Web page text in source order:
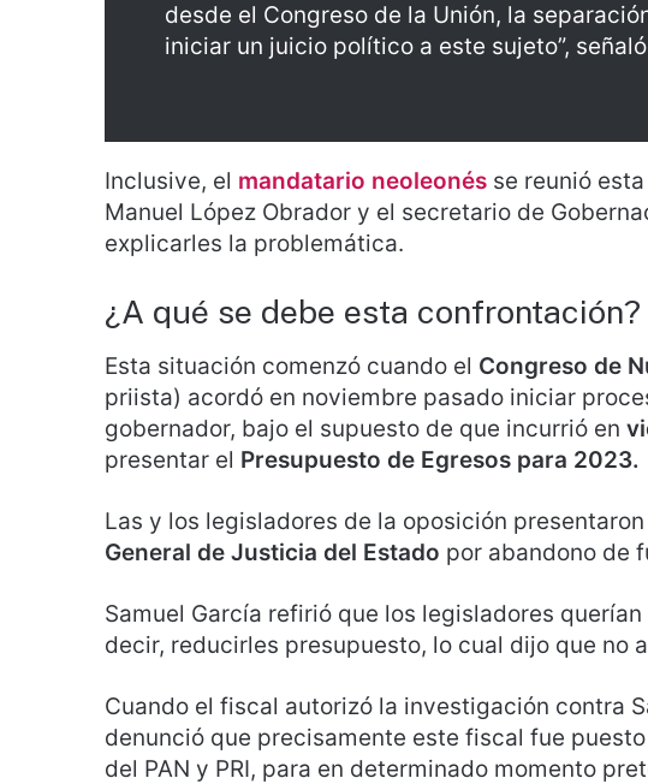
desde el Congreso de la Unión, la
iniciar un juicio político a este sujeto”,
Inclusive, el mandatario neoleonés se reunió
Manuel López Obrador y el secretario de
explicarles la problemática.
¿A qué se debe esta confrontación?
Esta situación comenzó cuando el Congreso de
priista) acordó en noviembre pasado iniciar
gobernador, bajo el supuesto de que incurrió en
presentar el Presupuesto de Egresos para 2023.
Las y los legisladores de la oposición
General de Justicia del Estado por abandono de
Samuel García refirió que los legisladores querían
decir, reducirles presupuesto, lo cual dijo que no
Cuando el fiscal autorizó la investigación contra
denunció que precisamente este fiscal fue
del PAN y PRI, para en determinado momento